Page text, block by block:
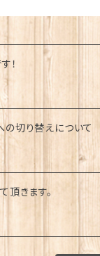
！
切り替えについて
頂きます。